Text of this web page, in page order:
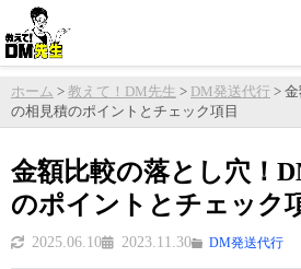
ホーム > 教えて！DM先生 > DM発送代行 >
の相見積のポイントとチェック項目
金額比較の落とし穴！
のポイントとチェック
2025.06.10 2023.11.30 DM発送代行